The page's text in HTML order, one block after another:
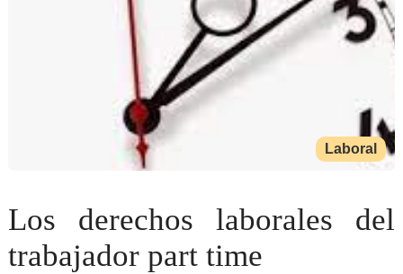
Laboral
Los derechos laborales del
trabajador part time